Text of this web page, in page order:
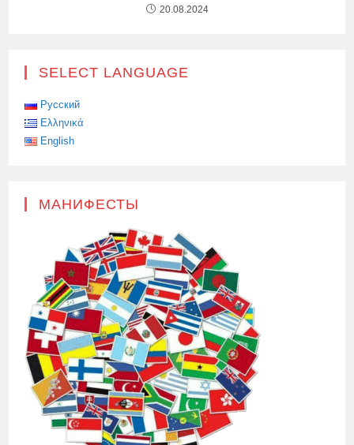
20.08.2024
SELECT LANGUAGE
Русский
Ελληνικά
English
МАНИФЕСТЫ